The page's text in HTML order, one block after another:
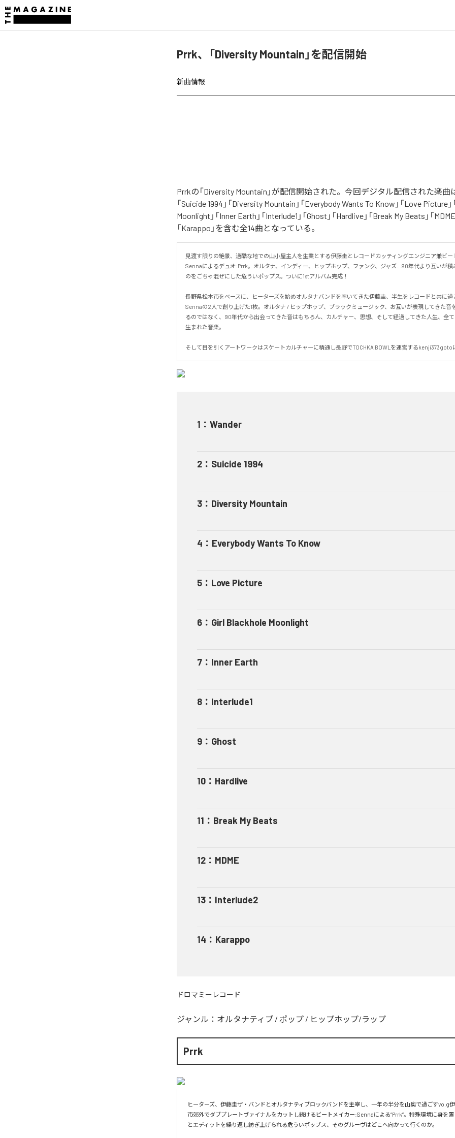
Prrk、「Diversity Mountain」を配信開始
新曲情報
Prrkの「Diversity Mountain」が配信開始された。今回デジタル配信された楽曲は
「Suicide 1994」「Diversity Mountain」「Everybody Wants To Know」「Love Picture
Moonlight」「Inner Earth」「Interlude1」「Ghost」「Hardlive」「Break My Beats」「
「Karappo」を含む全14曲となっている。
見渡す限りの絶景、過酷な地での山小屋主人を生業とする伊藤圭とレコードカッティングエンジニア兼ビー
Sennaによるデュオ:Prrk。オルタナ、インディー、ヒップホップ、ファンク、ジャズ…90年代より互いが積
のをごちゃ混ぜにした危ういポップス。ついに1stアルバム完成！
長野県松本市をベースに、ヒーターズを始めオルタナバンドを率いてきた伊藤圭、半生をレコードと共に過
Sennaの2人で創り上げた1枚。オルタナ / ヒップホップ、ブラックミュージック、お互いが表現してきた音
るのではなく、90年代から出会ってきた音はもちろん、カルチャー、思想、そして経過してきた人生、全
生まれた音楽。
そして目を引くアートワークはスケートカルチャーに精通し長野でTOCHKA BOWLを運営するkenji373goto
1 ： Wander
2 ： Suicide 1994
3 ： Diversity Mountain
4 ： Everybody Wants To Know
5 ： Love Picture
6 ： Girl Blackhole Moonlight
7 ： Inner Earth
8 ： Interlude1
9 ： Ghost
10 ： Hardlive
11 ： Break My Beats
12 ： MDME
13 ： Interlude2
14 ： Karappo
ドロマミーレコード
ジャンル： オルタナティブ / ポップ / ヒップホップ/ラップ
Prrk
ヒーターズ、伊藤圭ザ・バンドとオルタナティブロックバンドを主宰し、一年の半分を山奥で過ごすvo.g
市郊外でダブプレートヴァイナルをカットし続けるビートメイカー:Sennaによる“Prrk”。特殊環境に身を
とエディットを繰り返し紡ぎ上げられる危ういポップス、そのグルーヴはどこへ向かって行くのか。